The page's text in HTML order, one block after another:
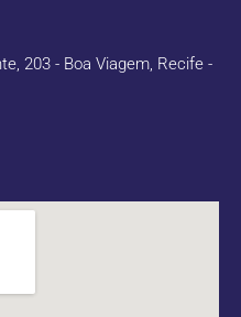
203 - Boa Viagem, Recife -